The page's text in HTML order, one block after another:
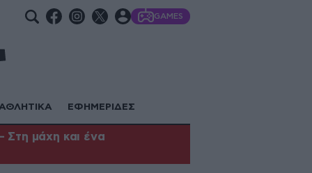
GAMES
ΕΦΗΜΕΡΙΔΕΣ
μάχη και ένα